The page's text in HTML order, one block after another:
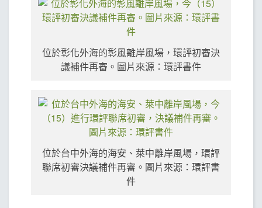
位於彰化外海的彰風離岸風場，環評初審決
議補件再審。圖片來源：環評書件
位於台中外海的海安、萊中離岸風場，環評
聯席初審決議補件再審。圖片來源：環評書
件